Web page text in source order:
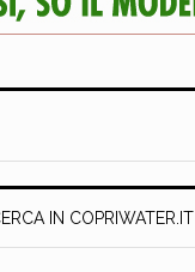
IN COPRIWATER.IT